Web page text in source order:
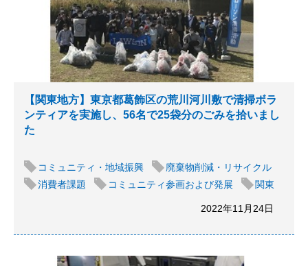
【関東地方】東京都葛飾区の荒川河川敷で清掃ボラ
ンティアを実施し、56名で25袋分のごみを拾いまし
た
コミュニティ・地域振興
廃棄物削減・リサイクル
消費者課題
コミュニティ参画および発展 関東
2022年11月24日